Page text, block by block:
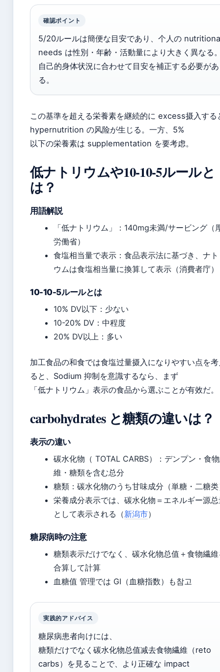
確認ポイント
5/20ルールは簡便な目安であり、个人の
needs は性別・年齢・活動量により大きく異なる
自己的身体状況に合わせて目安を補正する必要があ
る。
この基準を超える栄養素を継続的に excess摄入する
hypernutrition の风险が生じる。一方、5%
以下の栄養素は supplementation を要考虑。
低ナトリウムや10-10-5ルールと
は？
用語解説
「低ナトリウム」：140mg未満/サービング（
労働省）
食塩相当量で表示：食品表示法に基づき、ナ
ウムは食塩相当量に換算して表示（消費者庁）
10-10-5ルールとは
10% DV以下：少ない
10-20% DV：中程度
20% DV以上：多い
加工食品の和食では食塩过量摄入になりやすい点を
ると、Sodium 抑制を意識するなら、まず
「低ナトリウム」表示の食品から選ぶことが有效だ。
carbohydrates と糖類の違いは？
表示の違い
碳水化物（ TOTAL CARBS）：デンプン・食
維・糖類を含む总分
糖類：碳水化物のうち甘味成分（単糖・二糖
栄養成分表示では、碳水化物＝エネルギー源
として表示される（新潟市）
糖尿病時の注意
糖類表示だけでなく、碳水化物总值＋食物繊
合算して計算
血糖值 管理では GI（血糖指数）も참고
実践的アドバイス
糖尿病患者向けには、
糖類だけでなく碳水化物总值减去食物繊維（reto
carbs）を見ることで、より正確な impact